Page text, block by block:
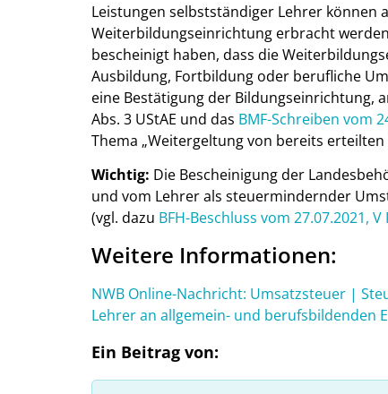
Leistungen selbstständiger Lehrer können
Weiterbildungseinrichtung erbracht
bescheinigt haben, dass die
Ausbildung, Fortbildung oder berufliche
eine Bestätigung der Bildungseinrichtung,
Abs. 3 UStAE und das BMF-Schreiben vom
Thema „Weitergeltung von bereits
Wichtig: Die Bescheinigung der
und vom Lehrer als steuermindernder
(vgl. dazu BFH-Beschluss vom 27.07.2021, V
Weitere Informationen:
NWB Online-Nachricht: Umsatzsteuer |
Lehrer an allgemein- und berufsbildenden
Ein Beitrag von: